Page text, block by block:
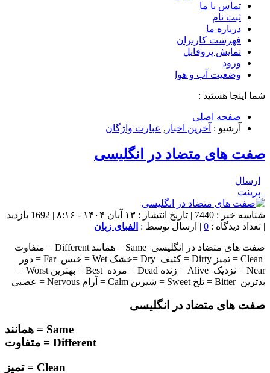
تماس با ما
ثبت نام
درباره ما
فهرست کاربران
نمایش پروفایل
ورود
وضعیت آب و هوا
شما اینجا هستید :
صفحه اصلی
آرشیو : آخرین اخبار , عبارت واژگان
صفت های متضاد در انگلیسی
ارسال
پرینت
شناسه خبر : 7440 | تاریخ انتشار : ۱۳ آبان ۱۴۰۴ - ۸:۱۶ | 1692 بازدید
| تعداد دیدگاه : 0 | ارسال توسط : الفبای زبان
صفت های متضاد در انگلیسی Same = همانند Different = متفاوت
Clean = تمیز Dirty = کثیف Dry =خشک Wet = خیس Far = دور
Near = نزدیک Alive = زنده Dead = مرده Best = بهترین Worst =
بدترین Bitter = تلخ Sweet = شیرین Calm = آرام Nervous = عصبی
صفت های متضاد در انگلیسی
Different = متفاوت